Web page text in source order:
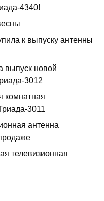
4340!
к выпуску антенны
выпуск новой
3012
комнатная
3011
антенна
телевизионная